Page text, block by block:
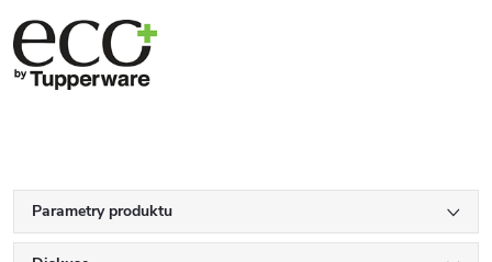
Parametry produktu